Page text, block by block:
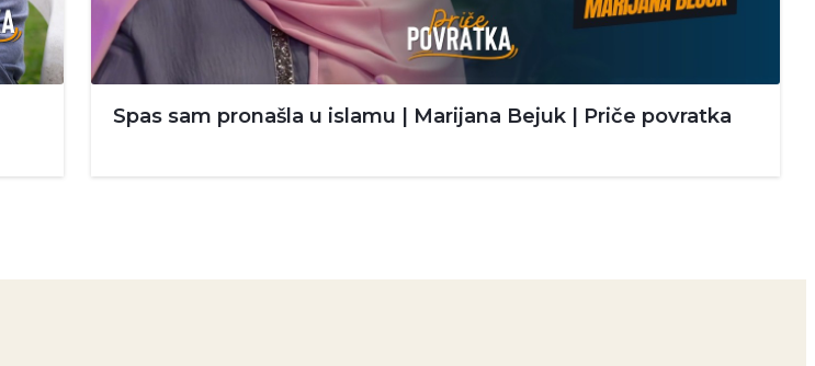
Spas sam pronašla u islamu | Marijana Bejuk | Priče povratka